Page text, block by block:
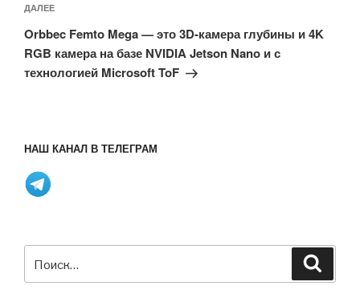
Следующая
запись
ДАЛЕЕ
Orbbec Femto Mega — это 3D-камера глубины и 4K
RGB камера на базе NVIDIA Jetson Nano и с
технологией Microsoft ToF
НАШ КАНАЛ В ТЕЛЕГРАМ